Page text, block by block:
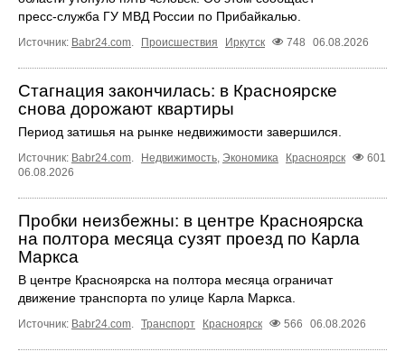
пресс‑служба ГУ МВД России по Прибайкалью.
Источник: Babr24.com Происшествия Иркутск 748 06.08.2026
Стагнация закончилась: в Красноярске
снова дорожают квартиры
Период затишья на рынке недвижимости завершился.
Источник: Babr24.com. Недвижимость, Экономика Красноярск
601
06.08.2026
Пробки неизбежны: в центре Красноярска
на полтора месяца сузят проезд по Карла
Маркса
В центре Красноярска на полтора месяца ограничат
движение транспорта по улице Карла Маркса.
Источник: Babr24.com. Транспорт Красноярск 566 06.08.2026